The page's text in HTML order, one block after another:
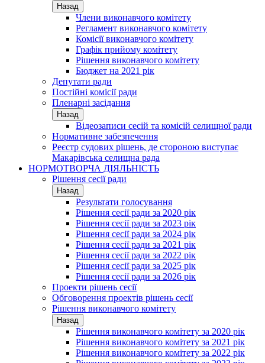
Назад
Члени виконавчого комітету
Регламент виконавчого комітету
Комісії виконавчого комітету
Графік прийому комітету
Рішення виконавчого комітету
Бюджет на 2021 рік
Депутати ради
Постійні комісії ради
Пленарні засідання
Назад
Відеозаписи сесій та комісій селищної ради
Нормативне забезпечення
Реєстр судових рішень, де стороною виступає
Макарівська селищна рада
НОРМОТВОРЧА ДІЯЛЬНІСТЬ
Рішення сесії ради
Назад
Результати голосування
Рішення сесії ради за 2020 рік
Рішення сесії ради за 2023 рік
Рішення сесії ради за 2024 рік
Рішення сесії ради за 2021 рік
Рішення сесії ради за 2022 рік
Рішення сесії ради за 2025 рік
Рішення сесії ради за 2026 рік
Проекти рішень сесії
Обговорення проектів рішень сесії
Рішення виконавчого комітету
Назад
Рішення виконавчого комітету за 2020 рік
Рішення виконавчого комітету за 2021 рік
Рішення виконавчого комітету за 2022 рік